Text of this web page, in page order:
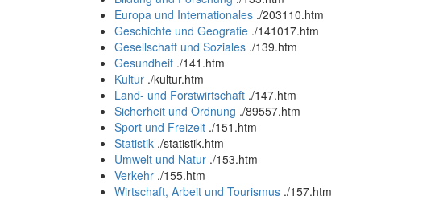
Europa und Internationales ./203110.htm
Geschichte und Geografie ./141017.htm
Gesellschaft und Soziales ./139.htm
Gesundheit ./141.htm
Kultur ./kultur.htm
Land- und Forstwirtschaft ./147.htm
Sicherheit und Ordnung ./89557.htm
Sport und Freizeit ./151.htm
Statistik ./statistik.htm
Umwelt und Natur ./153.htm
Verkehr ./155.htm
Wirtschaft, Arbeit und Tourismus ./157.htm